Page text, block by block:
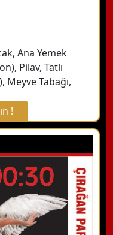
Ana Yemek
Pilav, Tatlı
Meyve Tabağı,
!